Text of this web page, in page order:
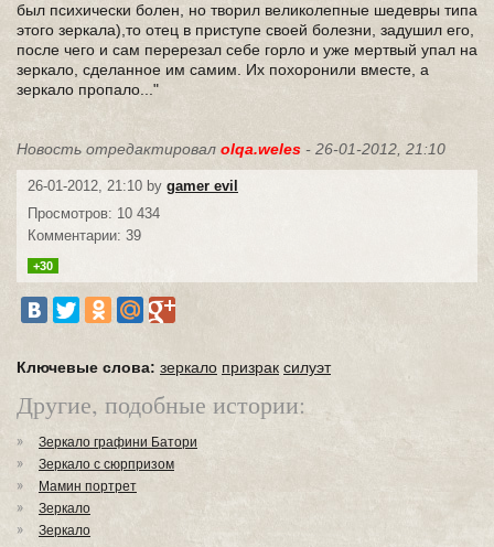
был психически болен, но творил великолепные шедевры типа
этого зеркала),то отец в приступе своей болезни, задушил его,
после чего и сам перерезал себе горло и уже мертвый упал на
зеркало, сделанное им самим. Их похоронили вместе, а
зеркало пропало..."
Новость отредактировал olqa.weles - 26-01-2012, 21:10
26-01-2012, 21:10 by gamer evil
Просмотров: 10 434
Комментарии: 39
+30
Ключевые слова: зеркало призрак силуэт
Другие, подобные истории:
Зеркало графини Батори
Зеркало с сюрпризом
Мамин портрет
Зеркало
Зеркало